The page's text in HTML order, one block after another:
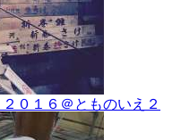
０１６＠とものいえ２